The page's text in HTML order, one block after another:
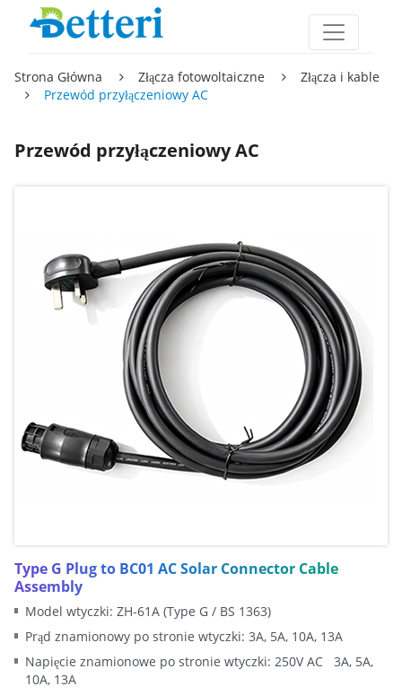
Strona Główna Złącza fotowoltaiczne
Złącza i kable
Przewód przyłączeniowy AC
Przewód przyłączeniowy AC
Type G Plug to BC01 AC Solar Connector Cable
Assembly
Model wtyczki: ZH-61A (Type G / BS 1363)
Prąd znamionowy po stronie wtyczki: 3A, 5A, 10A, 13A
Napięcie znamionowe po stronie wtyczki: 250V AC 3A, 5A,
10A, 13A